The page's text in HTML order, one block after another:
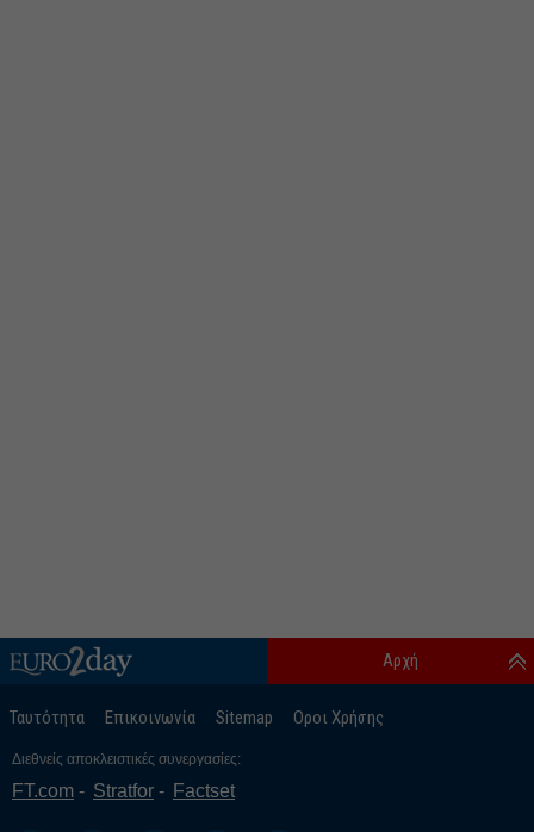
Ταυτότητα Επικοινωνία Sitemap Οροι Χρήσης
Αρχή
Διεθνείς αποκλειστικές συνεργασίες:
FT.com Stratfor Factset